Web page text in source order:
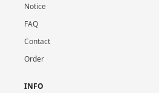
Notice
FAQ
Contact
Order
INFO